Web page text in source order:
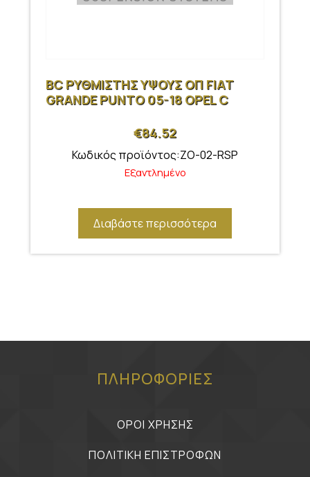
BC ΡΥΘΜΙΣΤΗΣ ΥΨΟΥΣ ΟΠ FIAT
GRANDE PUNTO 05-18 OPEL C
€84.52
Κωδικός προϊόντος:ZO-02-RSP
Εξαντλημένο
Διαβάστε περισσότερα
ΠΛΗΡΟΦΟΡΙΕΣ
ΟΡΟΙ ΧΡΗΣΗΣ
ΠΟΛΙΤΙΚΗ ΕΠΙΣΤΡΟΦΩΝ